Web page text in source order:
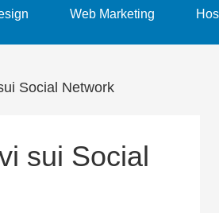
Web Marketing
Social Network
sui Social